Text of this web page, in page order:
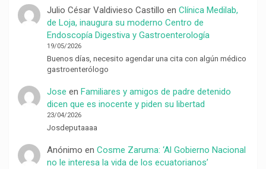
Julio César Valdivieso Castillo en Clínica Medilab,
de Loja, inaugura su moderno Centro de
Endoscopía Digestiva y Gastroenterología
19/05/2026
Buenos días, necesito agendar una cita con algún médico
gastroenterólogo
Jose en Familiares y amigos de padre detenido
dicen que es inocente y piden su libertad
23/04/2026
Josdeputaaaa
Anónimo en Cosme Zaruma: ‘Al Gobierno Nacional
no le interesa la vida de los ecuatorianos’